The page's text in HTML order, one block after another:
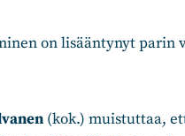
on lisääntynyt parin
(kok.) muistuttaa,